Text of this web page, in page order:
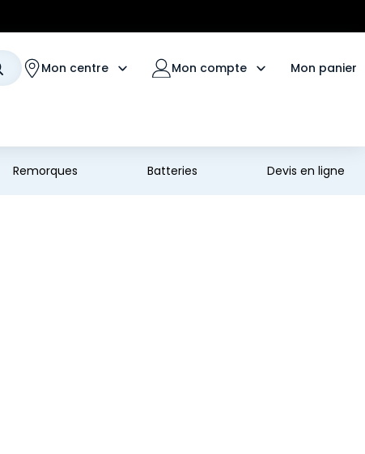
Mon centre Mon compte Mon panier
Remorques Batteries Devis en ligne